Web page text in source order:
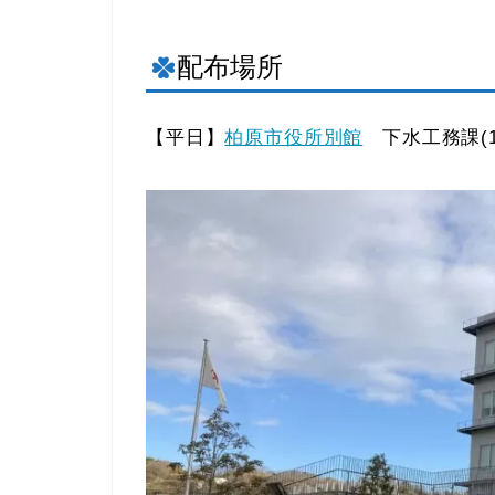
配布場所
【平日】柏原市役所別館 下水工務課